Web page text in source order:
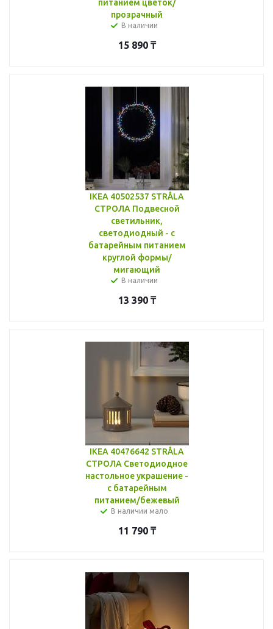
питанием цветок/
прозрачный
В наличии
15 890₸
IKEA 40502537 STRÅLA
СТРОЛА Подвесной
светильник,
светодиодный - с
батарейным питанием
круглой формы/
мигающий
В наличии
13 390₸
IKEA 40476642 STRÅLA
СТРОЛА Светодиодное
настольное украшение -
с батарейным
питанием/бежевый
В наличии мало
11 790₸